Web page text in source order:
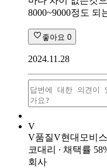
8000~9000정도 되
좋아요 0
2024.11.28
V
V품질V현대모비스
코대리 ∙ 채택률 58
회사